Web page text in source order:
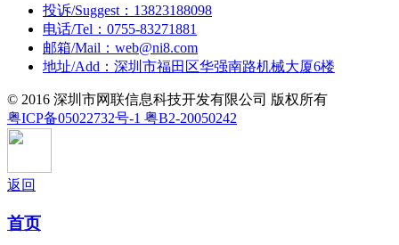
投诉/Suggest：13823188098
电话/Tel：0755-83271881
邮箱/Mail：web@ni8.com
地址/Add：深圳市福田区华强南路机械大厦6楼
© 2016 深圳市网联信息科技开发有限公司 版权所有
粤ICP备05022732号-1 粤B2-20050242
返回
首页